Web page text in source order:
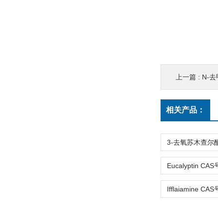
上一篇 : N-去
相关产品：